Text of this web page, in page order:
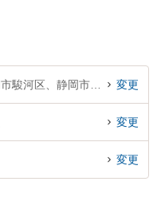
変更
変更
変更